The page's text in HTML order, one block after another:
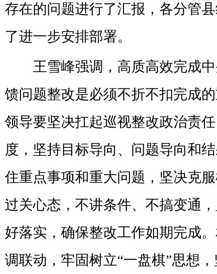
存在的问题进行了汇报，各分管
了进一步安排部署。
王雪峰强调，高质高效完成中
馈问题整改是必须不折不扣完成
领导要坚决扛起巡视整改政治责
度，坚持目标导向、问题导向和
住重点事项和重大问题，坚决克
过关心态，不讲条件、不搞变通
好落实，确保整改工作如期完成
调联动，牢固树立“一盘棋”思想